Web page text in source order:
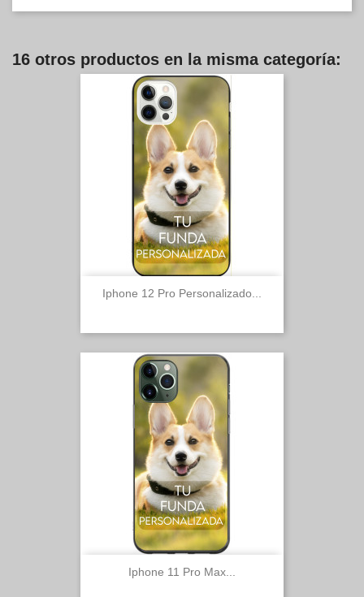
16 otros productos en la misma categoría:
Iphone 12 Pro Personalizado...
Iphone 11 Pro Max...